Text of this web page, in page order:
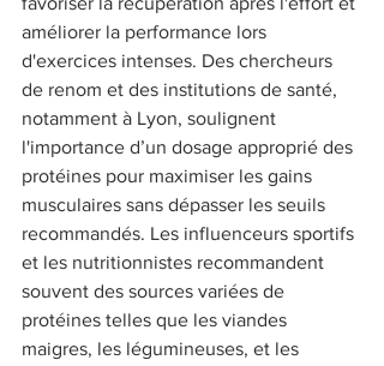
améliorer la performance lors
d'exercices intenses. Des chercheurs
de renom et des institutions de santé,
notamment à Lyon, soulignent
l'importance d’un dosage approprié des
protéines pour maximiser les gains
musculaires sans dépasser les seuils
recommandés. Les influenceurs sportifs
et les nutritionnistes recommandent
souvent des sources variées de
protéines telles que les viandes
maigres, les légumineuses, et les